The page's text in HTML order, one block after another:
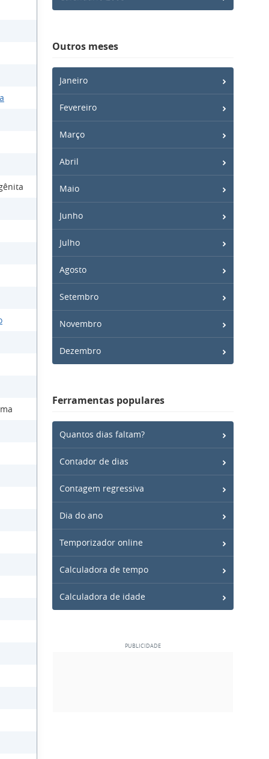
Outros meses
Janeiro
Fevereiro
Março
Abril
Maio
Junho
Julho
Agosto
Setembro
Novembro
Dezembro
Ferramentas populares
Quantos dias faltam?
Contador de dias
Contagem regressiva
Dia do ano
Temporizador online
Calculadora de tempo
Calculadora de idade